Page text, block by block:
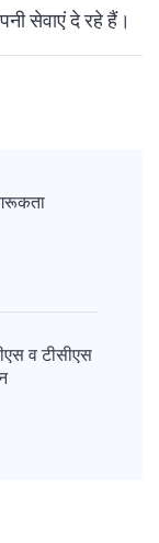
सेवाएं दे रहे हैं।
व टीसीएस